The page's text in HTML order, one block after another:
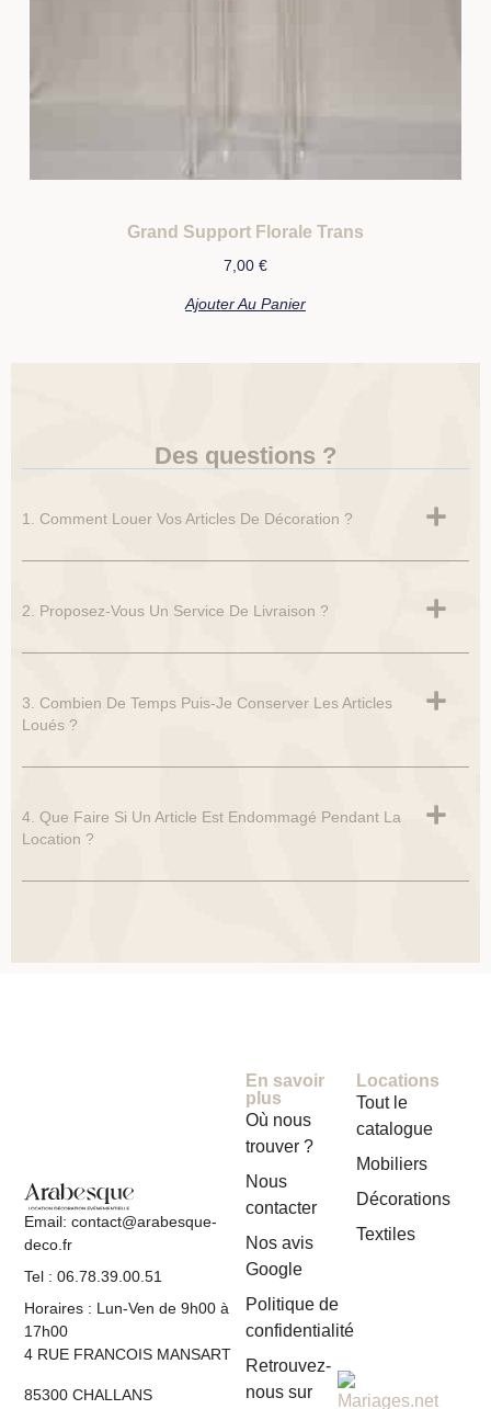
Grand Support Florale Trans
7,00 €
Ajouter Au Panier
Des questions ?
1. Comment Louer Vos Articles De Décoration ?
2. Proposez-Vous Un Service De Livraison ?
3. Combien De Temps Puis-Je Conserver Les Articles
Loués ?
4. Que Faire Si Un Article Est Endommagé Pendant La
Location ?
Email: contact@arabesque-
deco.fr
Tel : 06.78.39.00.51
Horaires : Lun-Ven de 9h00 à
17h00
4 RUE FRANCOIS MANSART
85300 CHALLANS
Locations
Tout le
catalogue
Mobiliers
Décorations
Textiles
En savoir
plus
Où nous
trouver ?
Nous
contacter
Nos avis
Google
Politique de
confidentialité
Retrouvez-
nous sur